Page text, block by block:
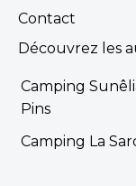
Contact
Découvrez les
Camping
Pins
Camping La